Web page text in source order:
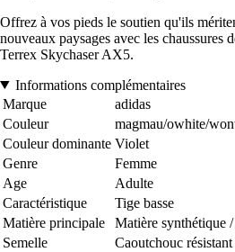
Offrez à vos pieds le soutien qu'ils
nouveaux paysages avec les chaussures
Terrex Skychaser AX5.
Informations complémentaires
Marque
adidas
Couleur
magmau/owhite/
Couleur dominante Violet
Genre
Femme
Age
Adulte
Caractéristique
Tige basse
Matière principale
Matière synthétique
Semelle
Caoutchouc